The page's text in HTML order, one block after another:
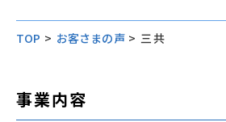
TOP > お客さまの声 > 三共
事業内容